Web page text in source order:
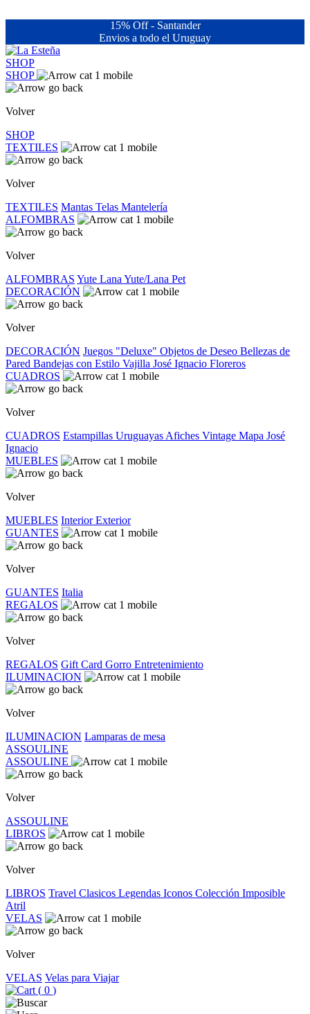
15% Off - Santander
Envios a todo el Uruguay
SHOP
SHOP
Volver
SHOP
TEXTILES
Volver
TEXTILES Mantas Telas Mantelería
ALFOMBRAS
Volver
ALFOMBRAS Yute Lana Yute/Lana Pet
DECORACIÓN
Volver
DECORACIÓN Juegos "Deluxe" Objetos de Deseo Bellezas de
Pared Bandejas con Estilo Vajilla José Ignacio Floreros
CUADROS
Volver
CUADROS Estampillas Uruguayas Afiches Vintage Mapa José
Ignacio
MUEBLES
Volver
MUEBLES InteriorExterior
GUANTES
Volver
GUANTES Italia
REGALOS
Volver
REGALOS Gift Card Gorro Entretenimiento
ILUMINACION
Volver
ILUMINACION Lamparas de mesa
ASSOULINE
ASSOULINE
Volver
ASSOULINE
LIBROS
Volver
LIBROS Travel Clasicos Legendas Iconos Colección Imposible
Atril
VELAS
Volver
VELAS Velas para Viajar
( 0 )